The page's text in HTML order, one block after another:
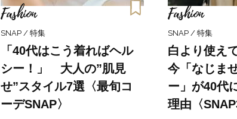
Fashion
SNAP / 特集
「40代はこう着ればヘル
シー！」 大人の”肌見
せ”スタイル7選〈最旬コ
ーデSNAP〉
Fashion
SNAP / 特集
白より使え
今「なじま
ー」が40代
理由〈